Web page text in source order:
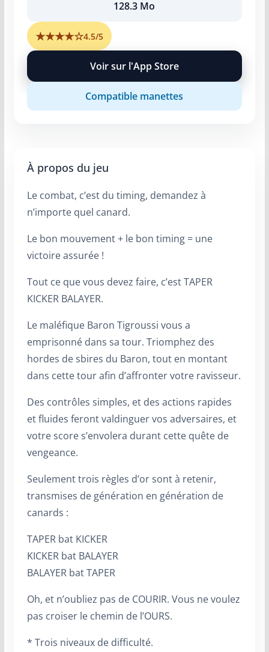
128.3 Mo
★★★★☆4.5/5
Voir sur l'App Store
Compatible manettes
À propos du jeu
Le combat, c’est du timing, demandez à
n’importe quel canard.
Le bon mouvement + le bon timing = une
victoire assurée !
Tout ce que vous devez faire, c’est TAPER
KICKER BALAYER.
Le maléfique Baron Tigroussi vous a
emprisonné dans sa tour. Triomphez des
hordes de sbires du Baron, tout en montant
dans cette tour afin d’affronter votre ravisseur.
Des contrôles simples, et des actions rapides
et fluides feront valdinguer vos adversaires, et
votre score s’envolera durant cette quête de
vengeance.
Seulement trois règles d’or sont à retenir,
transmises de génération en génération de
canards :
TAPER bat KICKER
KICKER bat BALAYER
BALAYER bat TAPER
Oh, et n’oubliez pas de COURIR. Vous ne voulez
pas croiser le chemin de l’OURS.
* Trois niveaux de difficulté.